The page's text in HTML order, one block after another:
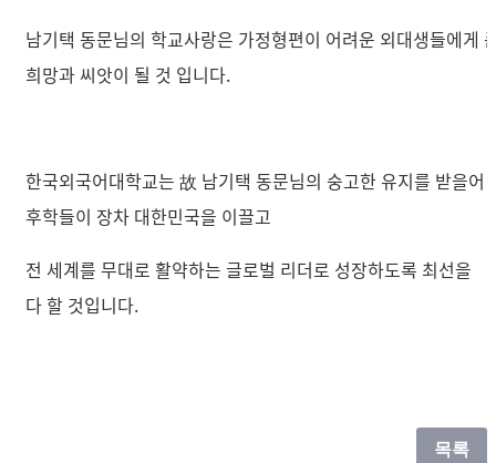
남기택 동문님의 학교사랑은 가정형편이 어려운 외대생들에게
희망과 씨앗이 될 것 입니다.
한국외국어대학교는 故 남기택 동문님의 숭고한 유지를 받을어
후학들이 장차 대한민국을 이끌고
전 세계를 무대로 활약하는 글로벌 리더로 성장하도록 최선을
다 할 것입니다.